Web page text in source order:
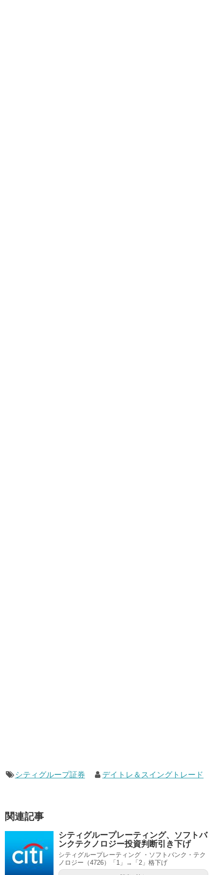
シティグループ証券 デイトレ＆スイングトレード
関連記事
シティグループレーティング、ソフトバ
ンクテクノロジー投資判断引き下げ
シティグループレーティング ・ソフトバンク・テク
ノロジー（4726）「1」→「2」格下げ